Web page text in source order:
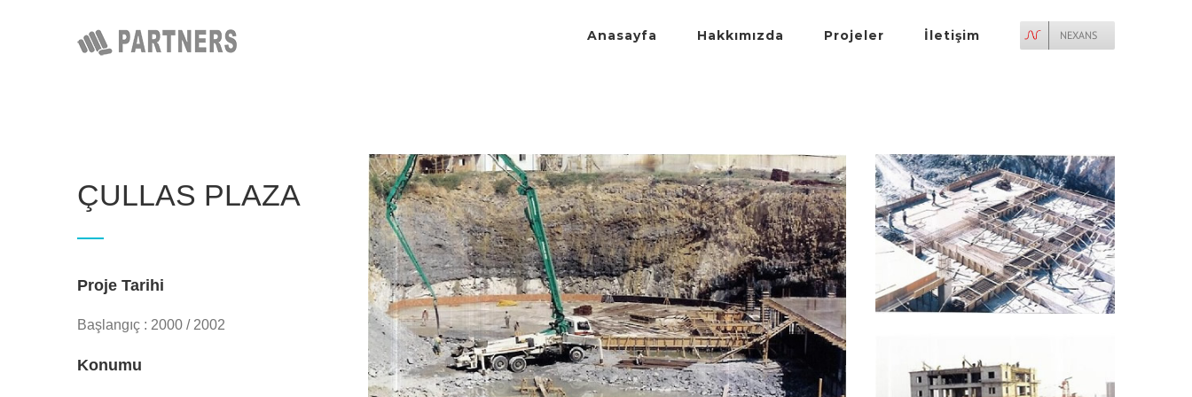
Anasayfa Hakkımızda Projeler İletişim NEXANS
ÇULLAS PLAZA
Proje Tarihi
Başlangıç : 2000 / 2002
Konumu